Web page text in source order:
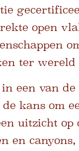
open
ter wereld
een van de
kans om
uitzicht
en